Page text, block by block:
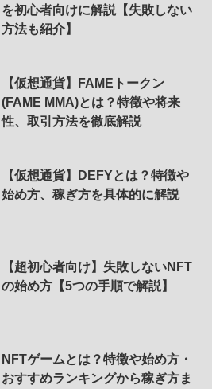
を初心者向けに解説【失敗しない
方法も紹介】
【仮想通貨】FAMEトークン
(FAME MMA)とは？特徴や将来
性、取引方法を徹底解説
【仮想通貨】DEFYとは？特徴や
始め方、稼ぎ方を具体的に解説
【超初心者向け】失敗しないNFT
の始め方【5つの手順で解説】
NFTゲームとは？特徴や始め方・
おすすめランキングから稼ぎ方ま